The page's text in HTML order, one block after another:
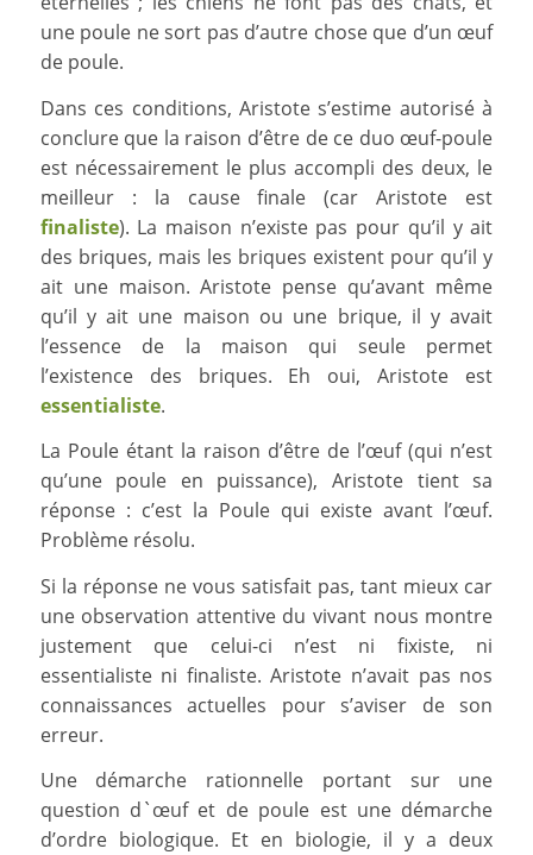
une poule ne sort pas d’autre chose que d’un œuf
de poule.
Dans ces conditions, Aristote s’estime autorisé à
conclure que la raison d’être de ce duo œuf-poule
est nécessairement le plus accompli des deux, le
meilleur : la cause finale (car Aristote est
finaliste). La maison n’existe pas pour qu’il y ait
des briques, mais les briques existent pour qu’il y
ait une maison. Aristote pense qu’avant même
qu’il y ait une maison ou une brique, il y avait
l’essence de la maison qui seule permet
l’existence des briques. Eh oui, Aristote est
essentialiste.
La Poule étant la raison d’être de l’œuf (qui n’est
qu’une poule en puissance), Aristote tient sa
réponse : c’est la Poule qui existe avant l’œuf.
Problème résolu.
Si la réponse ne vous satisfait pas, tant mieux car
une observation attentive du vivant nous montre
justement que celui-ci n’est ni fixiste, ni
essentialiste ni finaliste. Aristote n’avait pas nos
connaissances actuelles pour s’aviser de son
erreur.
Une démarche rationnelle portant sur une
question d`œuf et de poule est une démarche
d’ordre biologique. Et en biologie, il y a deux